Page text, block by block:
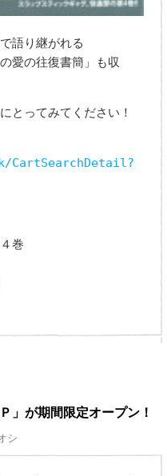
語り継がれる
愛の往復書簡」も収
とってみてください！
CartSearchDetail?
巻
」が期間限定オープン！
シ